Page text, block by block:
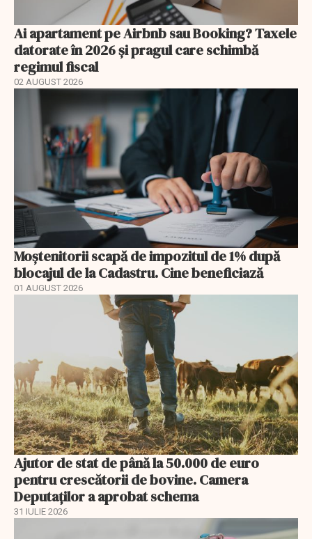
Ai apartament pe Airbnb sau Booking? Taxele
datorate în 2026 și pragul care schimbă
regimul fiscal
02 AUGUST 2026
Moștenitorii scapă de impozitul de 1% după
blocajul de la Cadastru. Cine beneficiază
01 AUGUST 2026
Ajutor de stat de până la 50.000 de euro
pentru crescătorii de bovine. Camera
Deputaților a aprobat schema
31 IULIE 2026